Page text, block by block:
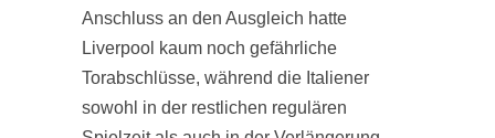
Anschluss an den Ausgleich hatte
Liverpool kaum noch gefährliche
Torabschlüsse, während die Italiener
sowohl in der restlichen regulären